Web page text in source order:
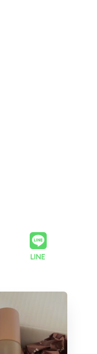
LINE